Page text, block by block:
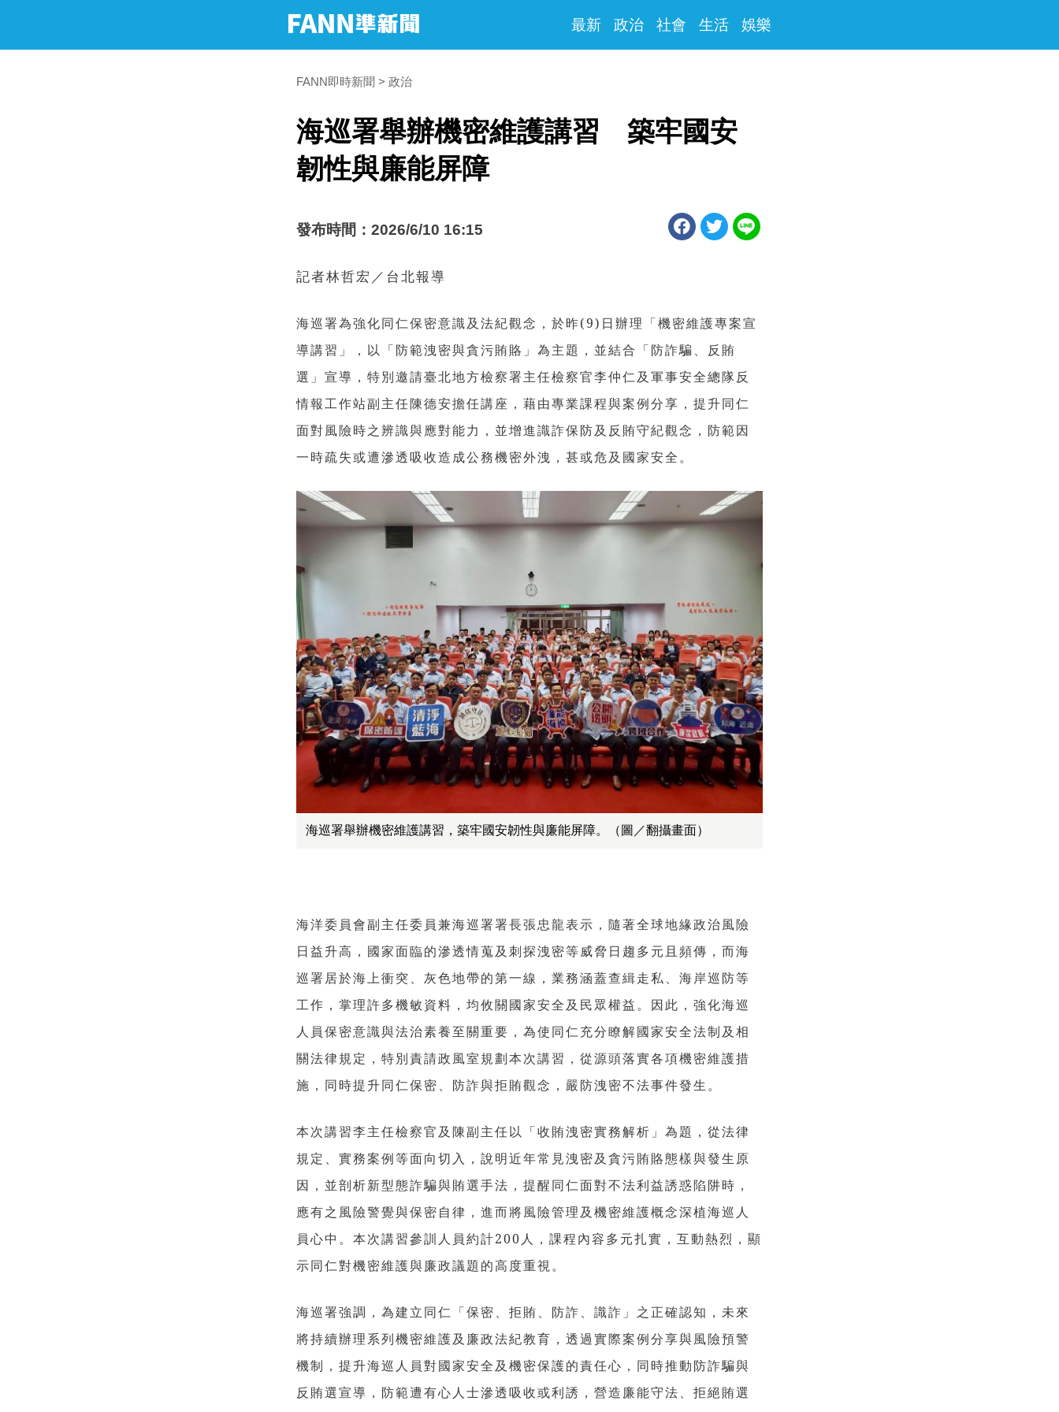
最新 政治 社會 生活 娛樂
FANN即時新聞 政治
海巡署舉辦機密維護講習 築牢國安
韌性與廉能屏障
發布時間：2026/6/10 16:15
記者林哲宏／台北報導
海巡署為強化同仁保密意識及法紀觀念，於昨(9)日辦理「機密維護專案宣
導講習」，以「防範洩密與貪污賄賂」為主題，並結合「防詐騙、反賄
選」宣導，特別邀請臺北地方檢察署主任檢察官李仲仁及軍事安全總隊反
情報工作站副主任陳德安擔任講座，藉由專業課程與案例分享，提升同仁
面對風險時之辨識與應對能力，並增進識詐保防及反賄守紀觀念，防範因
一時疏失或遭滲透吸收造成公務機密外洩，甚或危及國家安全。
海巡署舉辦機密維護講習，築牢國安韌性與廉能屏障。（圖／翻攝畫面）
海洋委員會副主任委員兼海巡署署長張忠龍表示，隨著全球地緣政治風險
日益升高，國家面臨的滲透情蒐及刺探洩密等威脅日趨多元且頻傳，而海
巡署居於海上衝突、灰色地帶的第一線，業務涵蓋查緝走私、海岸巡防等
工作，掌理許多機敏資料，均攸關國家安全及民眾權益。因此，強化海巡
人員保密意識與法治素養至關重要，為使同仁充分瞭解國家安全法制及相
關法律規定，特別責請政風室規劃本次講習，從源頭落實各項機密維護措
施，同時提升同仁保密、防詐與拒賄觀念，嚴防洩密不法事件發生。
本次講習李主任檢察官及陳副主任以「收賄洩密實務解析」為題，從法律
規定、實務案例等面向切入，說明近年常見洩密及貪污賄賂態樣與發生原
因，並剖析新型態詐騙與賄選手法，提醒同仁面對不法利益誘惑陷阱時，
應有之風險警覺與保密自律，進而將風險管理及機密維護概念深植海巡人
員心中。本次講習參訓人員約計200人，課程內容多元扎實，互動熱烈，顯
示同仁對機密維護與廉政議題的高度重視。
海巡署強調，為建立同仁「保密、拒賄、防詐、識詐」之正確認知，未來
將持續辦理系列機密維護及廉政法紀教育，透過實際案例分享與風險預警
機制，提升海巡人員對國家安全及機密保護的責任心，同時推動防詐騙與
反賄選宣導，防範遭有心人士滲透吸收或利誘，營造廉能守法、拒絕賄選